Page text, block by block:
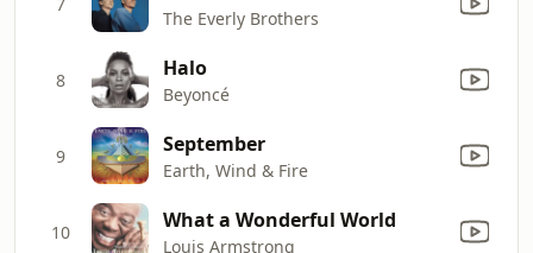
The Everly Brothers
8 Halo
Beyoncé
9 September
Earth, Wind & Fire
10 What a Wonderful World
Louis Armstrong